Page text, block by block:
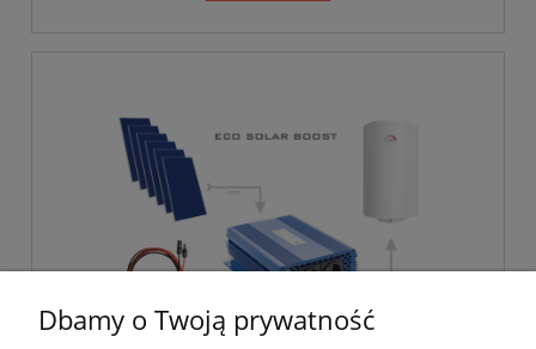
Dbamy o Twoją prywatność